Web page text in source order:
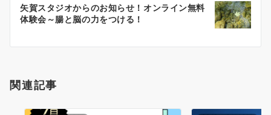
ン
矢賀スタジオからのお知らせ！オンライン無料
体験会～腸と脳の力をつける！
関連記事